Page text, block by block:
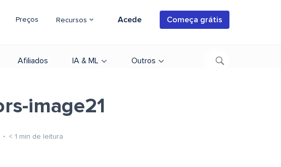
Preços Recursos Acede Começa grátis
Afiliados IA & ML Outros
image21
< 1 min de leitura